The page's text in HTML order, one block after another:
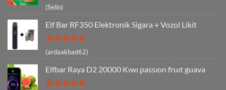
5 üzerinden
5
oy aldı
(Selin)
Elf Bar RF350 Elektronik Sigara + Vozol Likit
5 üzerinden
5
(ardaakbad62)
Elfbar Raya D2 20000 Kıwı passıon fruıt guava